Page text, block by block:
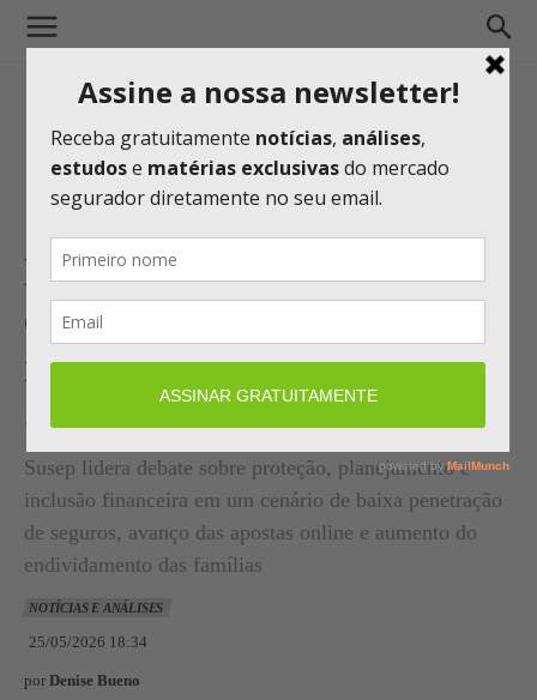
Educação financeira ganha
espaço no setor de seguros e
mobiliza mercado durante a
Semana ENEF
Susep lidera debate sobre proteção, planejamento e
inclusão financeira em um cenário de baixa penetração
de seguros, avanço das apostas online e aumento do
endividamento das famílias
NOTÍCIAS E ANÁLISES
25/05/2026 18:34
por Denise Bueno